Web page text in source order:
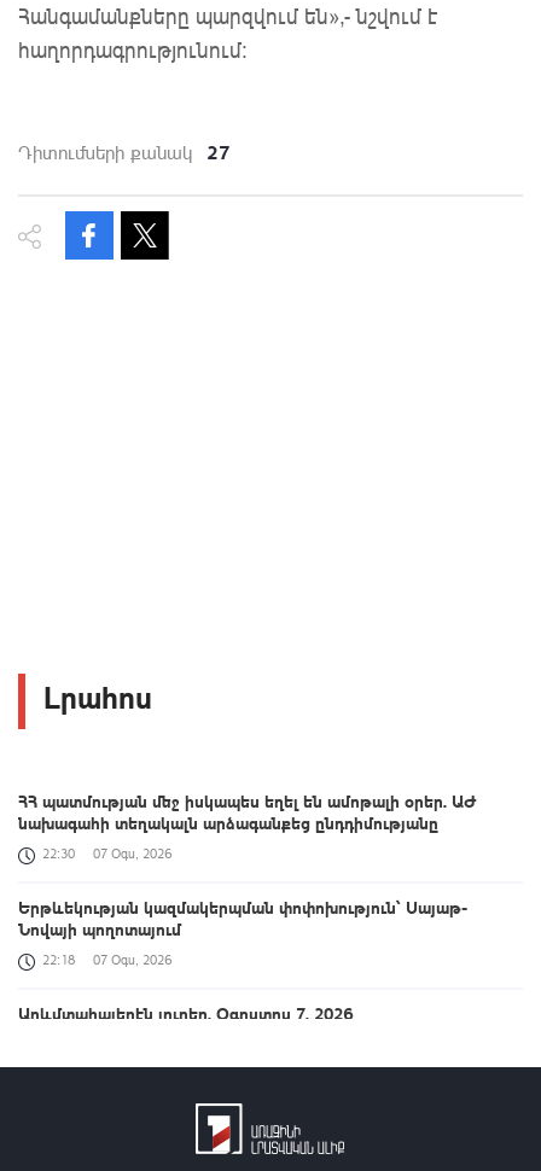
Հանգամանքները պարզվում են»,- նշվում է
հաղորդագրությունում։
Դիտումների քանակ 27
Լրահոս
ՀՀ պատմության մեջ իսկապես եղել են ամոթալի օրեր. ԱԺ
նախագահի տեղակալն արձագանքեց ընդդիմությանը
22:30 07 Օգս, 2026
Երթևեկության կազմակերպման փոփոխություն՝ Սայաթ-
Նովայի պողոտայում
22:18 07 Օգս, 2026
Արևմտահայերէն լուրեր. Օգոստոս 7. 2026